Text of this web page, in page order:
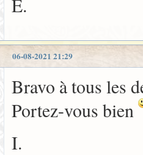
E.
06-08-2021 21:29
Bravo à tous les
Portez-vous bien
I.